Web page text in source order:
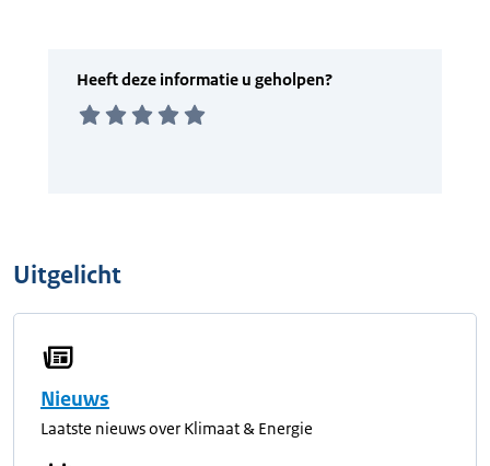
Uitgelicht
Nieuws
Laatste nieuws over Klimaat & Energie